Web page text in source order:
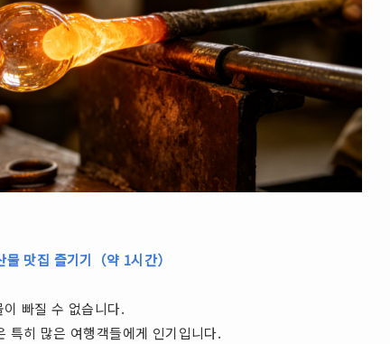
맛집 즐기기（약 1시간）
빠질 수 없습니다.
특히 많은 여행객들에게 인기입니다.